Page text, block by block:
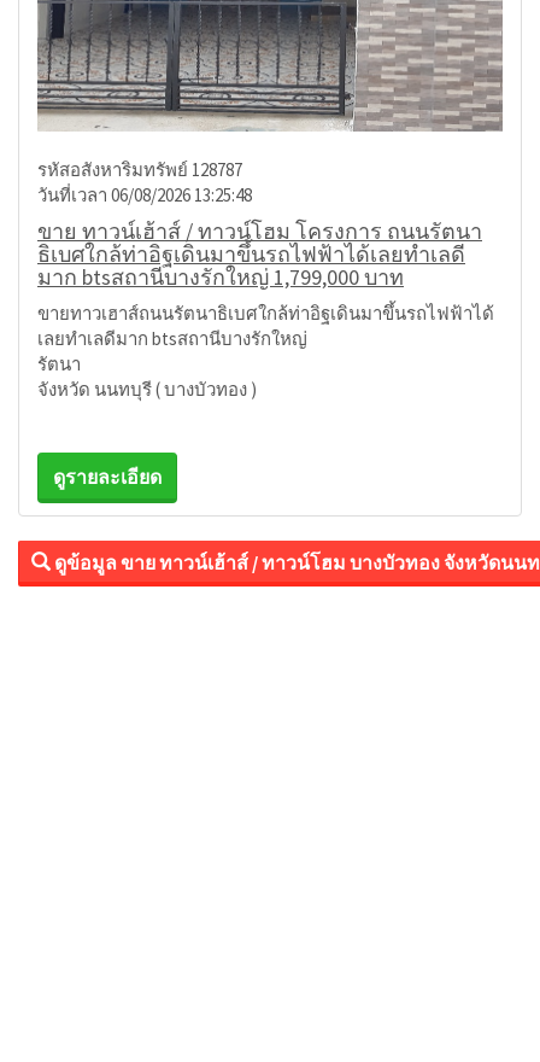
รหัสอสังหาริมทรัพย์ 128787
วันที่เวลา 06/08/2026 13:25:48
ขาย ทาวน์เฮ้าส์ / ทาวน์โฮม โครงการ ถนนรัตนา
ธิเบศใกล้ท่าอิฐเดินมาขึ้นรถไฟฟ้าได้เลยทำเลดี
มาก btsสถานีบางรักใหญ่ 1,799,000 บาท
ขายทาวเฮาส์ถนนรัตนาธิเบศใกล้ท่าอิฐเดินมาขึ้นรถไฟฟ้าได้
เลยทำเลดีมาก btsสถานีบางรักใหญ่
รัตนา
จังหวัด นนทบุรี ( บางบัวทอง )
ดูรายละเอียด
ดูข้อมูล ขาย ทาวน์เฮ้าส์ / ทาวน์โฮม บางบัวทอง จังหวัดนน